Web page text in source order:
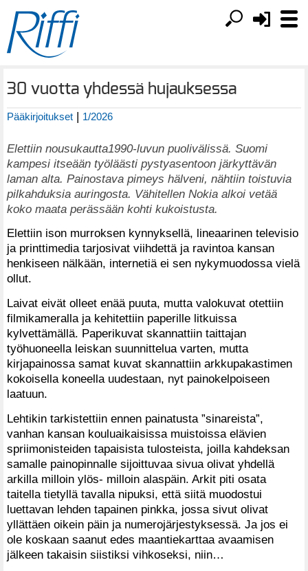
30 vuotta yhdessä hujauksessa
Pääkirjoitukset | 1/2026
Elettiin nousukautta1990-luvun puolivälissä. Suomi
kampesi itseään työläästi pystyasentoon järkyttävän
laman alta. Painostava pimeys hälveni, nähtiin toistuvia
pilkahduksia auringosta. Vähitellen Nokia alkoi vetää
koko maata perässään kohti kukoistusta.
Elettiin ison murroksen kynnyksellä, lineaarinen televisio
ja printtimedia tarjosivat viihdettä ja ravintoa kansan
henkiseen nälkään, internetiä ei sen nykymuodossa vielä
ollut.
Laivat eivät olleet enää puuta, mutta valokuvat otettiin
filmikameralla ja kehitettiin paperille litkuissa
kylvettämällä. Paperikuvat skannattiin taittajan
työhuoneella leiskan suunnittelua varten, mutta
kirjapainossa samat kuvat skannattiin arkkupakastimen
kokoisella koneella uudestaan, nyt painokelpoiseen
laatuun.
Lehtikin tarkistettiin ennen painatusta ”sinareista”,
vanhan kansan kouluaikaisissa muistoissa elävien
spriimonisteiden tapaisista tulosteista, joilla kahdeksan
samalle painopinnalle sijoittuvaa sivua olivat yhdellä
arkilla milloin ylös- milloin alaspäin. Arkit piti osata
taitella tietyllä tavalla nipuksi, että siitä muodostui
luettavan lehden tapainen pinkka, jossa sivut olivat
yllättäen oikein päin ja numerojärjestyksessä. Ja jos ei
ole koskaan saanut edes maantiekarttaa avaamisen
jälkeen takaisin siistiksi vihkoseksi, niin…